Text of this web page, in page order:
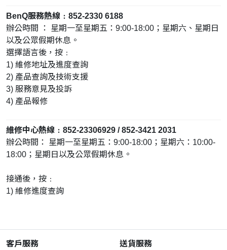
BenQ服務熱線﹕852-2330 6188
辦公時間 ： 星期一至星期五：9:00-18:00；星期六、星期日
以及公眾假期休息。
選擇語言後，按﹕
1) 維修地址及進度查詢
2) 產品查詢及技術支援
3) 服務意見及投訴
4) 產品報修
維修中心熱線﹕852-23306929 / 852-3421 2031
辦公時間： 星期一至星期五：9:00-18:00；星期六：10:00-
18:00；星期日以及公眾假期休息。
接通後，按﹕
1) 維修進度查詢
客戶服務 送貨服務